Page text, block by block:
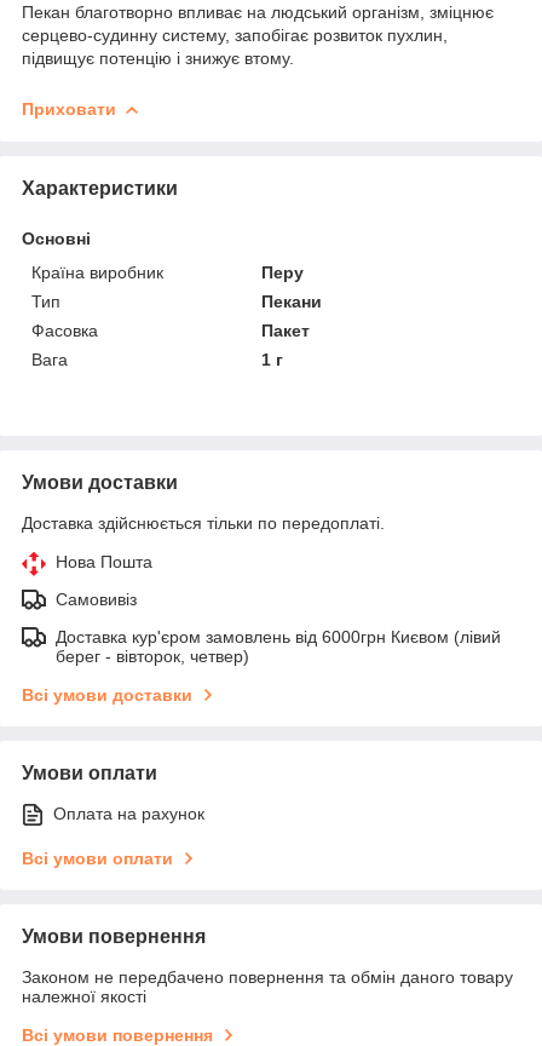
Пекан благотворно впливає на людський організм, зміцнює
серцево-судинну систему, запобігає розвиток пухлин,
підвищує потенцію і знижує втому.
Приховати
Характеристики
Основні
Країна виробник
Перу
Тип
Пекани
Фасовка
Пакет
Вага
1 г
Умови доставки
Доставка здійснюється тільки по передоплаті.
Нова Пошта
Самовивіз
Доставка кур'єром замовлень від 6000грн Києвом (лівий
берег - вівторок, четвер)
Всі умови доставки
Умови оплати
Оплата на рахунок
Всі умови оплати
Умови повернення
Законом не передбачено повернення та обмін даного товару
належної якості
Всі умови повернення